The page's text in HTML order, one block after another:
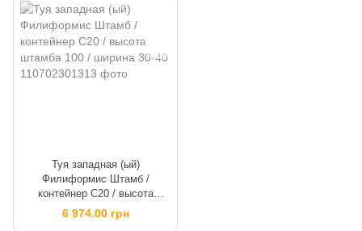
Туя западная (ый)
Филиформис Штамб /
контейнер C20 / высота
штамба 100 / ширина 30-40
6 974.00 грн